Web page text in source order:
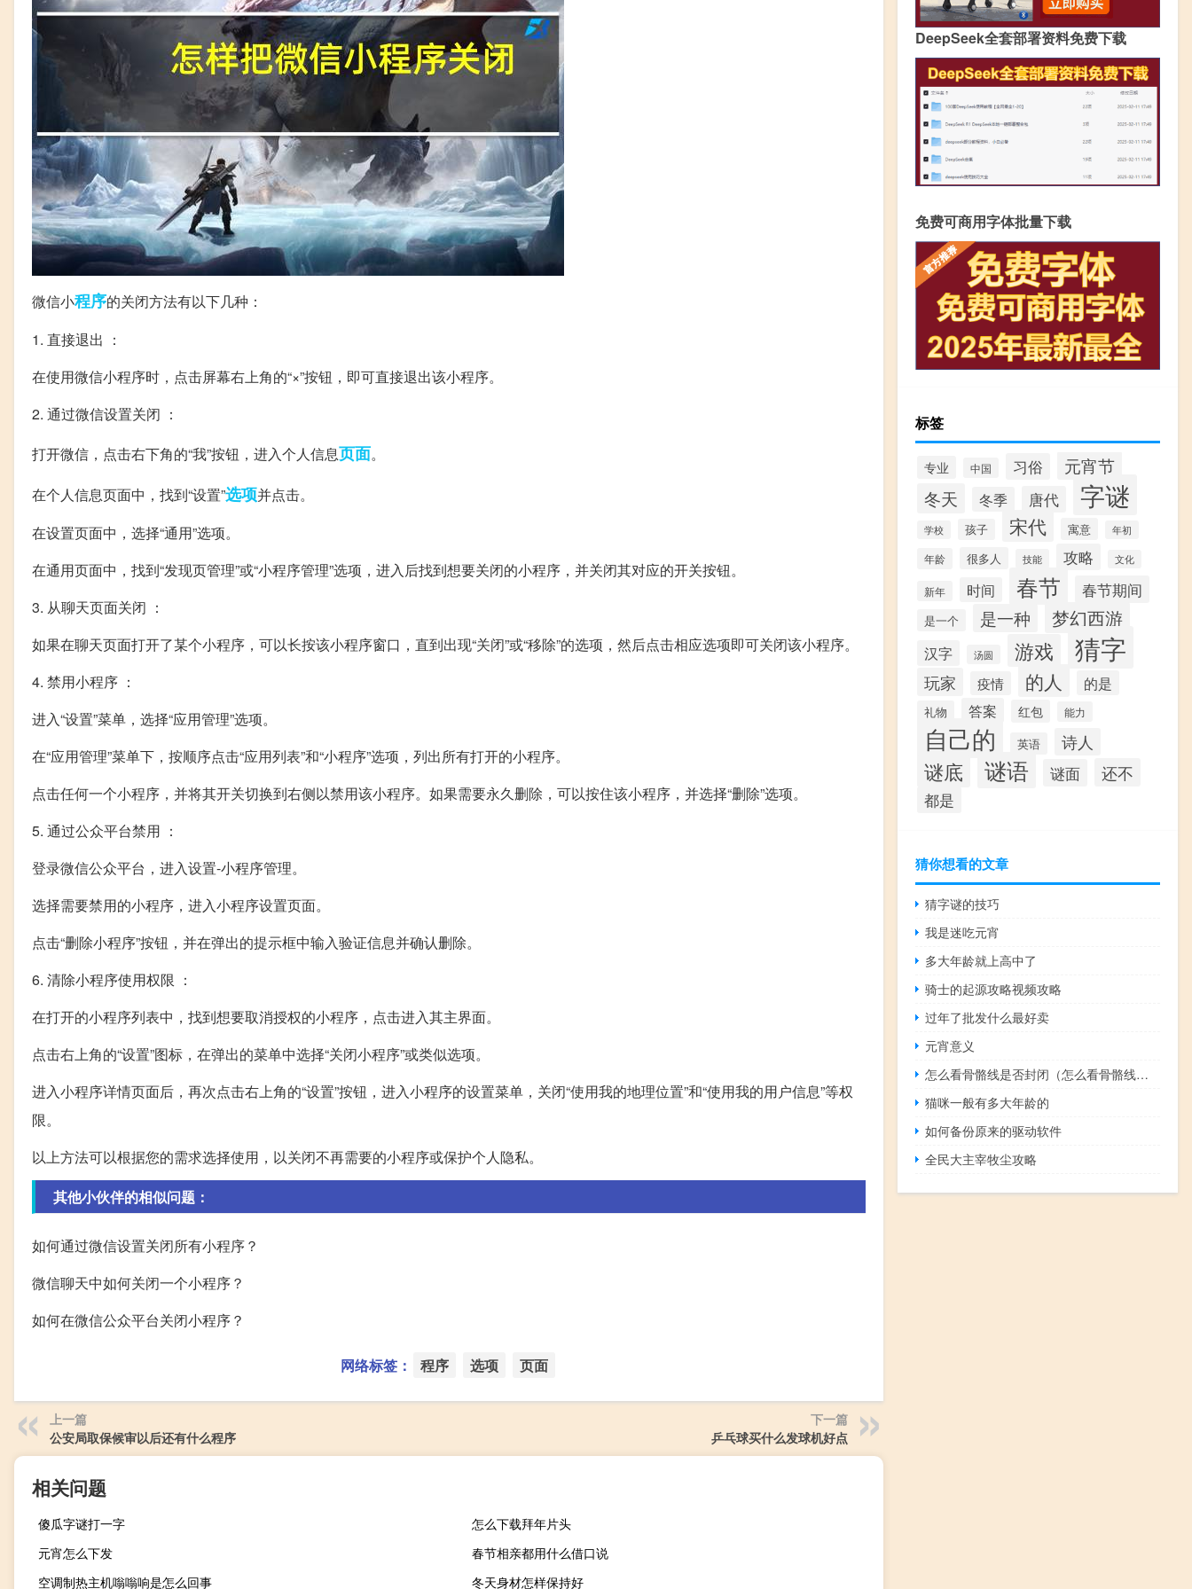
微信小程序的关闭方法有以下几种：
1. 直接退出 ：
在使用微信小程序时，点击屏幕右上角的“×”按钮，即可直接退出该小程序。
2. 通过微信设置关闭 ：
打开微信，点击右下角的“我”按钮，进入个人信息页面。
在个人信息页面中，找到“设置”选项并点击。
在设置页面中，选择“通用”选项。
在通用页面中，找到“发现页管理”或“小程序管理”选项，进入后找到想要关闭的小程序，并关闭其对应的开关按钮。
3. 从聊天页面关闭 ：
如果在聊天页面打开了某个小程序，可以长按该小程序窗口，直到出现“关闭”或“移除”的选项，然后点击相应选项即可关闭该小程序。
4. 禁用小程序 ：
进入“设置”菜单，选择“应用管理”选项。
在“应用管理”菜单下，按顺序点击“应用列表”和“小程序”选项，列出所有打开的小程序。
点击任何一个小程序，并将其开关切换到右侧以禁用该小程序。如果需要永久删除，可以按住该小程序，并选择“删除”选项。
5. 通过公众平台禁用 ：
登录微信公众平台，进入设置-小程序管理。
选择需要禁用的小程序，进入小程序设置页面。
点击“删除小程序”按钮，并在弹出的提示框中输入验证信息并确认删除。
6. 清除小程序使用权限 ：
在打开的小程序列表中，找到想要取消授权的小程序，点击进入其主界面。
点击右上角的“设置”图标，在弹出的菜单中选择“关闭小程序”或类似选项。
进入小程序详情页面后，再次点击右上角的“设置”按钮，进入小程序的设置菜单，关闭“使用我的地理位置”和“使用我的用户信息”等权
限。
以上方法可以根据您的需求选择使用，以关闭不再需要的小程序或保护个人隐私。
其他小伙伴的相似问题：
如何通过微信设置关闭所有小程序？
微信聊天中如何关闭一个小程序？
如何在微信公众平台关闭小程序？
网络标签： 程序 选项 页面
上一篇
公安局取保候审以后还有什么程序
下一篇
乒乓球买什么发球机好点
相关问题
傻瓜字谜打一字
怎么下载拜年片头
元宵怎么下发
春节相亲都用什么借口说
空调制热主机嗡嗡响是怎么回事
冬天身材怎样保持好
DeepSeek全套部署资料免费下载
免费可商用字体批量下载
标签
专业 中国 习俗 元宵节
冬天 冬季 唐代 字谜
学校 孩子 宋代 寓意 年初
年龄 很多人 技能 攻略 文化
新年 时间 春节 春节期间
是一个 是一种 梦幻西游
汉字 汤圆 游戏 猜字
玩家 疫情 的人 的是
礼物 答案 红包 能力
自己的 英语 诗人
谜底 谜语 谜面 还不
都是
猜你想看的文章
猜字谜的技巧
我是迷吃元宵
多大年龄就上高中了
骑士的起源攻略视频攻略
过年了批发什么最好卖
元宵意义
怎么看骨骼线是否封闭（怎么看骨骼线是否闭合）
猫咪一般有多大年龄的
如何备份原来的驱动软件
全民大主宰牧尘攻略